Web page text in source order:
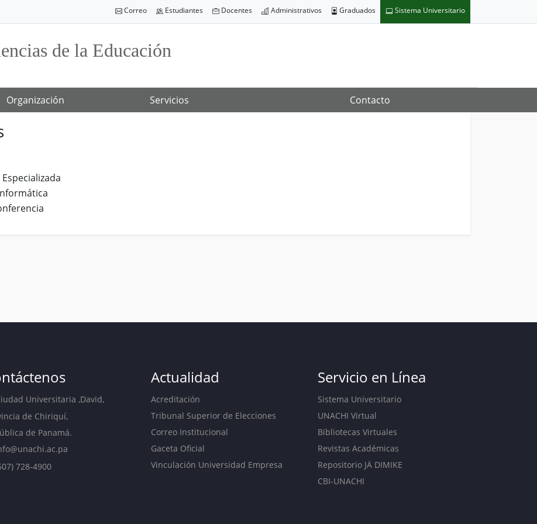
Correo Estudiantes Docentes Administrativos Graduados Sistema Universitario
de la Educación
Organización Servicios Contacto
Universitaria ,David,
de Chiriquí,
de Panamá.
728-4900
Actualidad
Acreditación
Tribunal Superior de Elecciones
Correo Institucional
Gaceta Oficial
Vinculación Universidad Empresa
Servicio en Línea
Sistema Universitario
UNACHI Virtual
Bibliotecas Virtuales
Revistas Académicas
Repositorio JÄ DIMIKE
CBI-UNACHI